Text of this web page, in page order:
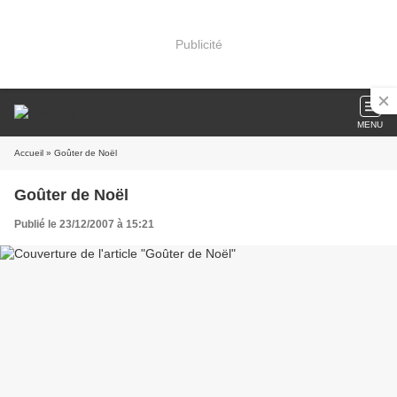
Publicité
MENU
Accueil » Goûter de Noël
Goûter de Noël
Publié le 23/12/2007 à 15:21